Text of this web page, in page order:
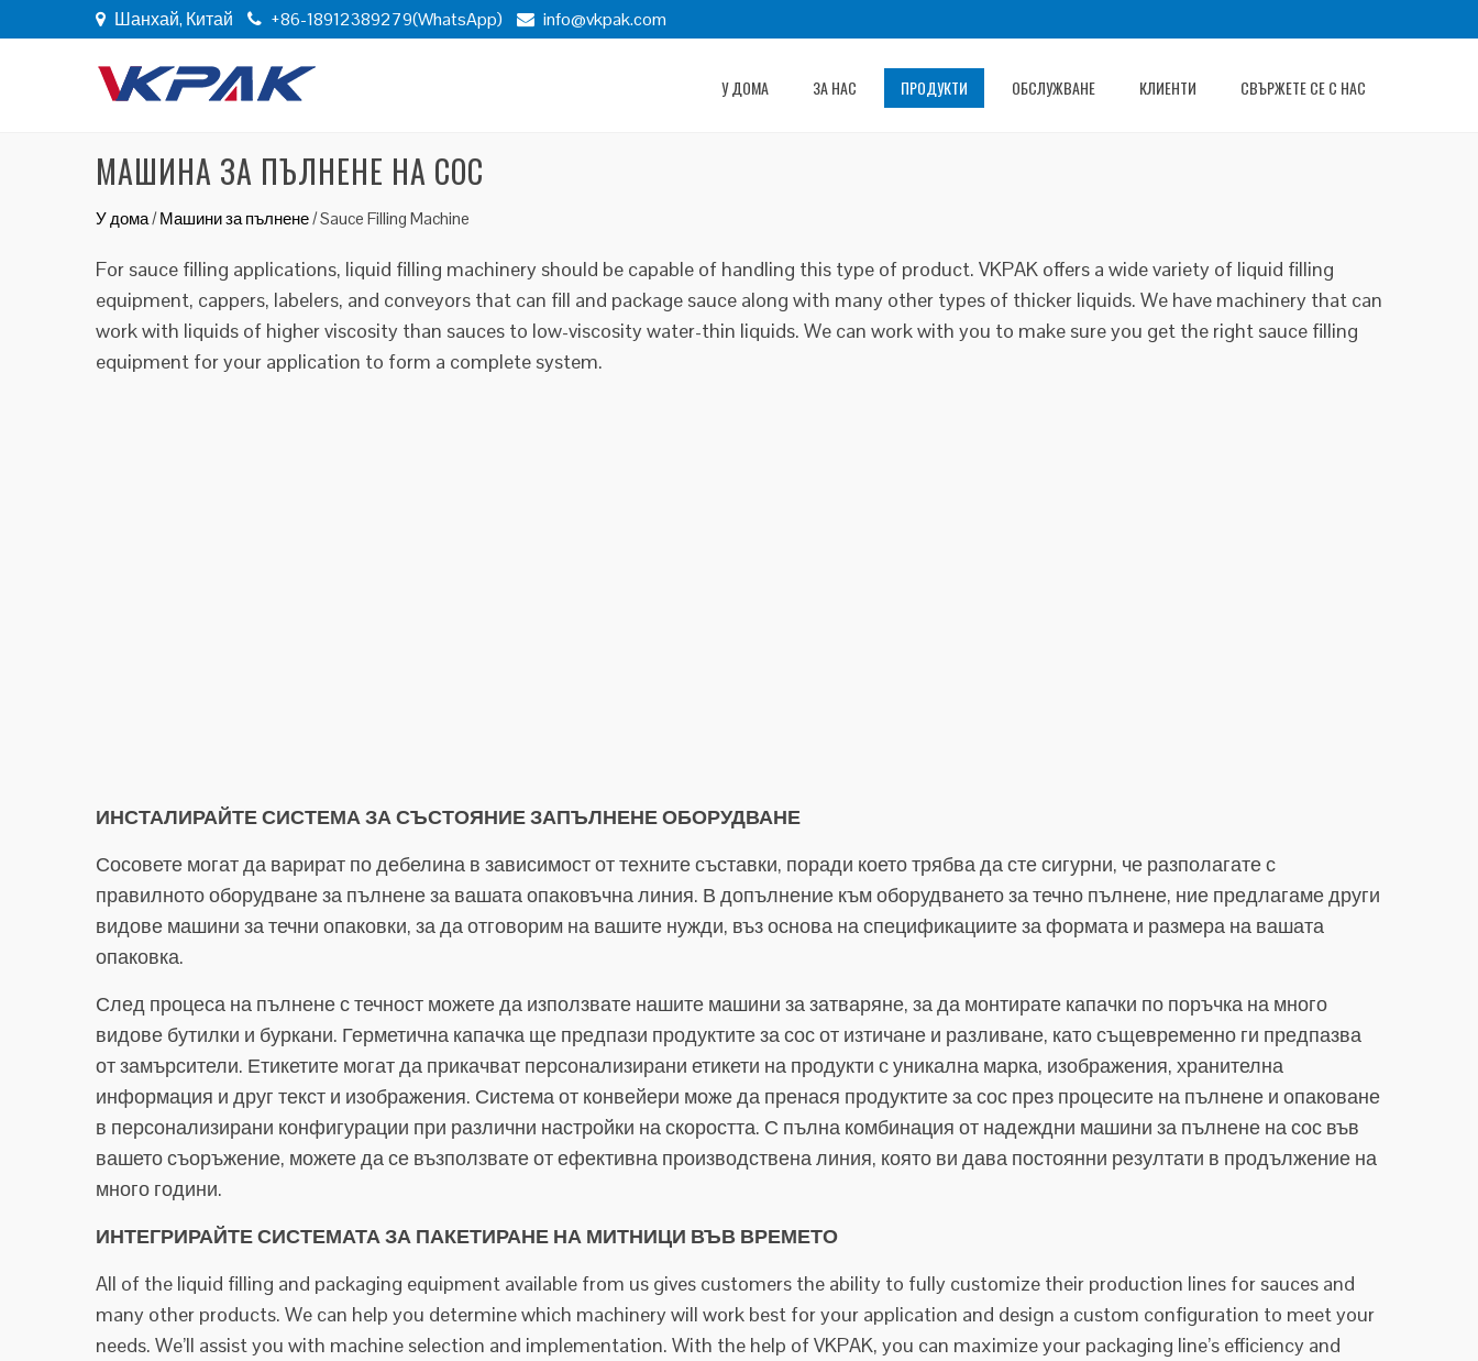
Шанхай, Китай +86-18912389279(WhatsApp) info@vkpak.com
У ДОМА ЗА НАС ПРОДУКТИ ОБСЛУЖВАНЕ КЛИЕНТИ СВЪРЖЕТЕ СЕ С НАС
МАШИНА ЗА ПЪЛНЕНЕ НА СОС
У дома/Машини за пълнене/Sauce Filling Machine
For sauce filling applications, liquid filling machinery should be capable of handling this type of product. VKPAK offers a wide variety of liquid filling
equipment, cappers, labelers, and conveyors that can fill and package sauce along with many other types of thicker liquids. We have machinery that can
work with liquids of higher viscosity than sauces to low-viscosity water-thin liquids. We can work with you to make sure you get the right sauce filling
equipment for your application to form a complete system.
ИНСТАЛИРАЙТЕ СИСТЕМА ЗА СЪСТОЯНИЕ ЗАПЪЛНЕНЕ ОБОРУДВАНЕ
Сосовете могат да варират по дебелина в зависимост от техните съставки, поради което трябва да сте сигурни, че разполагате с
правилното оборудване за пълнене за вашата опаковъчна линия. В допълнение към оборудването за течно пълнене, ние предлагаме други
видове машини за течни опаковки, за да отговорим на вашите нужди, въз основа на спецификациите за формата и размера на вашата
опаковка.
След процеса на пълнене с течност можете да използвате нашите машини за затваряне, за да монтирате капачки по поръчка на много
видове бутилки и буркани. Герметична капачка ще предпази продуктите за сос от изтичане и разливане, като същевременно ги предпазва
от замърсители. Етикетите могат да прикачват персонализирани етикети на продукти с уникална марка, изображения, хранителна
информация и друг текст и изображения. Система от конвейери може да пренася продуктите за сос през процесите на пълнене и опаковане
в персонализирани конфигурации при различни настройки на скоростта. С пълна комбинация от надеждни машини за пълнене на сос във
вашето съоръжение, можете да се възползвате от ефективна производствена линия, която ви дава постоянни резултати в продължение на
много години.
ИНТЕГРИРАЙТЕ СИСТЕМАТА ЗА ПАКЕТИРАНЕ НА МИТНИЦИ ВЪВ ВРЕМЕТО
All of the liquid filling and packaging equipment available from us gives customers the ability to fully customize their production lines for sauces and
many other products. We can help you determine which machinery will work best for your application and design a custom configuration to meet your
needs. We’ll assist you with machine selection and implementation. With the help of VKPAK, you can maximize your packaging line’s efficiency and